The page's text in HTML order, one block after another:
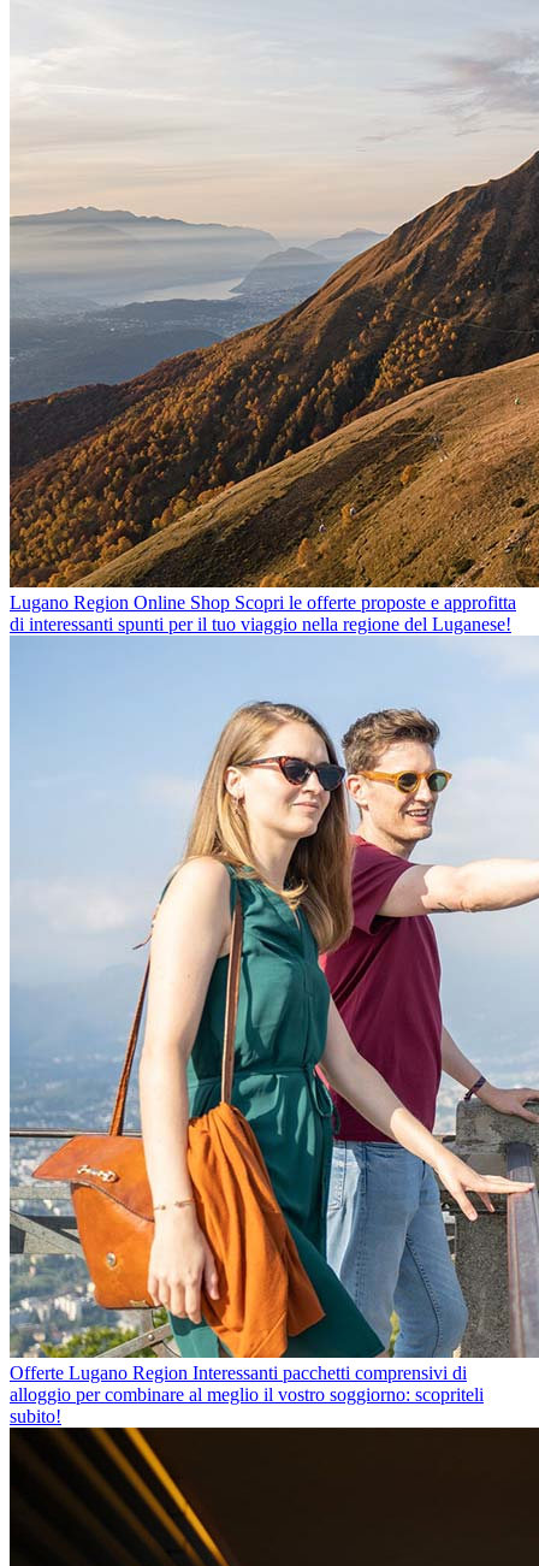
Lugano Region Online Shop Scopri le offerte proposte e approfitta
di interessanti spunti per il tuo viaggio nella regione del Luganese!
Offerte Lugano Region Interessanti pacchetti comprensivi di
alloggio per combinare al meglio il vostro soggiorno: scopriteli
subito!